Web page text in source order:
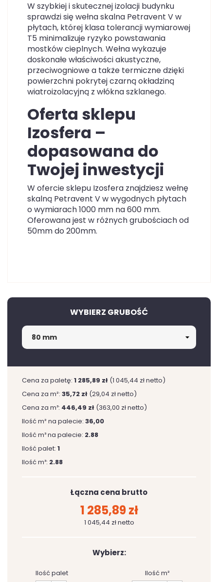
W szybkiej i skutecznej izolacji budynku
sprawdzi się wełna skalna Petravent V w
płytach, której klasa tolerancji wymiarowej
T5 minimalizuje ryzyko powstawania
mostków cieplnych. Wełna wykazuje
doskonałe właściwości akustyczne,
przeciwogniowe a także termiczne dzięki
powierzchni pokrytej czarną okładziną
wiatroizolacyjną z włókna szklanego.
Oferta sklepu
Izosfera –
dopasowana do
Twojej inwestycji
W ofercie sklepu Izosfera znajdziesz wełnę
skalną Petravent V w wygodnych płytach
o wymiarach 1000 mm na 600 mm.
Oferowana jest w różnych grubościach od
50mm do 200mm.
WYBIERZ GRUBOŚĆ
Cena za paletę: 1 285,89 zł (1 045,44 zł netto)
Cena za m²: 35,72 zł (29,04 zł netto)
Cena za m³: 446,49 zł (363,00 zł netto)
Ilość m² na palecie: 36,00
Ilość m³ na palecie: 2.88
Ilość palet: 1
Ilość m³: 2.88
Łączna cena brutto
1 285,89 zł
1 045,44 zł netto
Wybierz:
Ilość palet Ilość m²